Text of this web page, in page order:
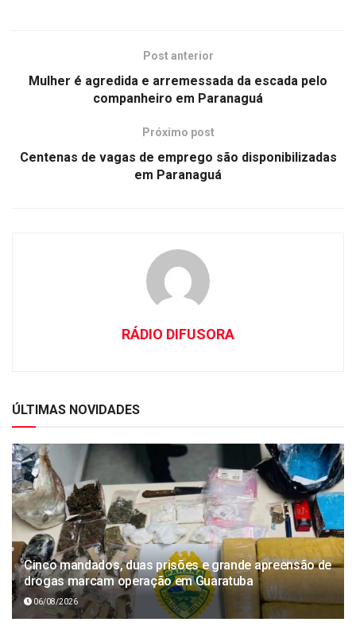
Post anterior
Mulher é agredida e arremessada da escada pelo
companheiro em Paranaguá
Próximo post
Centenas de vagas de emprego são disponibilizadas
em Paranaguá
RÁDIO DIFUSORA
ÚLTIMAS NOVIDADES
Cinco mandados, duas prisões e grande apreensão de
drogas marcam operação em Guaratuba
06/08/2026